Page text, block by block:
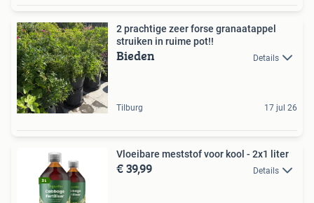
2 prachtige zeer forse granaatappel
struiken in ruime pot!!
Bieden Details
Tilburg 17 jul 26
Vloeibare meststof voor kool - 2x1 liter
€ 39,99 Details